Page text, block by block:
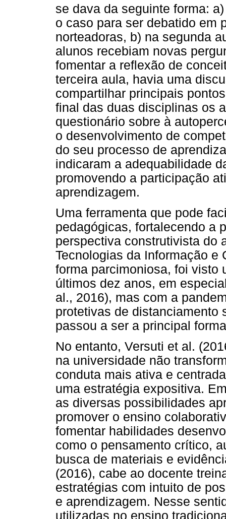
se dava da seguinte forma:
o caso para ser debatido em
norteadoras, b) na segunda
alunos recebiam novas
fomentar a reflexão de
terceira aula, havia uma
compartilhar principais
final das duas disciplinas os
questionário sobre à
o desenvolvimento de
do seu processo de
indicaram a adequabilidade
promovendo a participação
aprendizagem.
Uma ferramenta que pode
pedagógicas, fortalecendo a
perspectiva construtivista do
Tecnologias da Informação e
forma parcimoniosa, foi visto
últimos dez anos, em
al., 2016), mas com a
protetivas de distanciamento
passou a ser a principal
No entanto, Versuti et al.
na universidade não
conduta mais ativa e
uma estratégia expositiva.
as diversas possibilidades
promover o ensino
fomentar habilidades
como o pensamento crítico,
busca de materiais e
(2016), cabe ao docente
estratégias com intuito de
e aprendizagem. Nesse
utilizadas no ensino